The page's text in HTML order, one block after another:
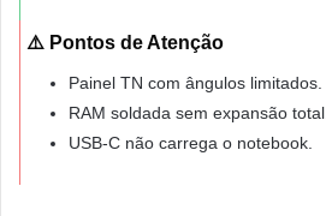
⚠️ Pontos de Atenção
Painel TN com ângulos limitados.
RAM soldada sem expansão total.
USB-C não carrega o notebook.